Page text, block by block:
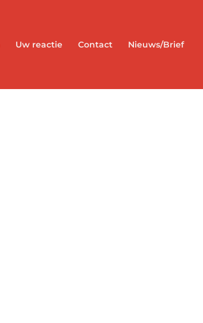
Uw reactie Contact Nieuws/Brief